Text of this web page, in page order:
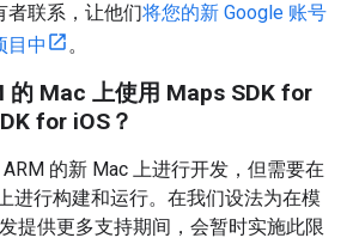
者联系，让他们将您的新 Google 账号
目中
。
的 Mac 上使用 Maps SDK for
for iOS？
的新 Mac 上进行开发，但需要在
进行构建和运行。在我们设法为在模
提供更多支持期间，会暂时实施此限